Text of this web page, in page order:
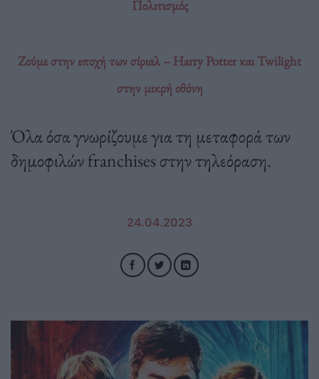
Πολιτισμός
Ζούμε στην εποχή των σίριαλ – Harry Potter και Twilight
στην μικρή οθόνη
Όλα όσα γνωρίζουμε για τη μεταφορά των
δημοφιλών franchises στην τηλεόραση.
24.04.2023